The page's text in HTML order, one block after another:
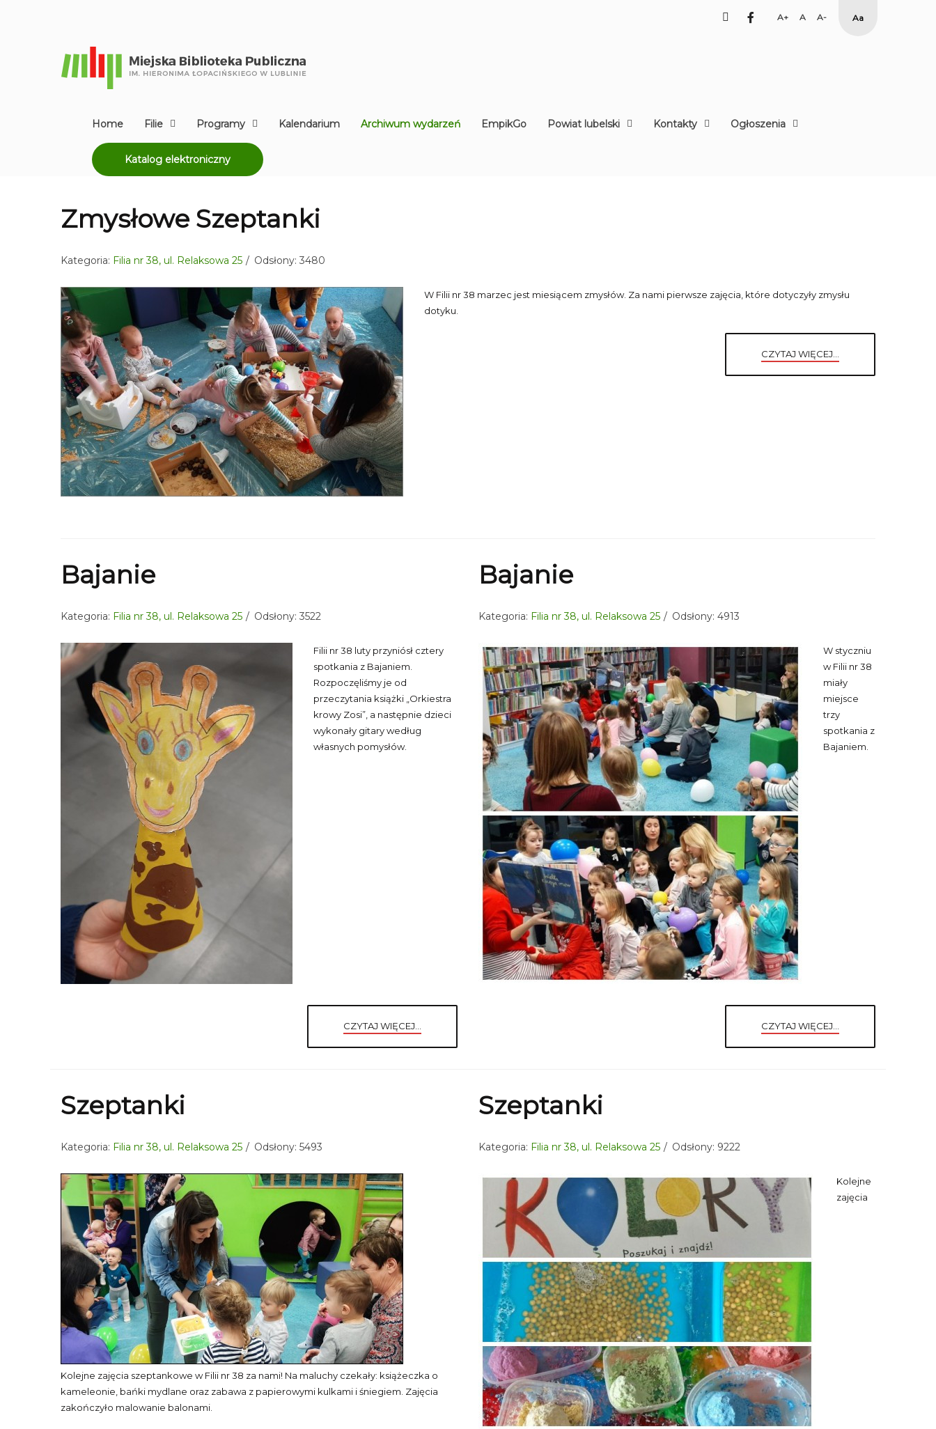
facebook
Set Set
Smaller
High
Home Filie Programy Kalendarium Archiwum wydarzeń EmpikGo Powiat lubelski Kontakty Ogłoszenia
Katalog elektroniczny
Zmysłowe Szeptanki
Kategoria: Filia nr 38, ul. Relaksowa 25 Odsłony: 3480
W Filii nr 38 marzec jest miesiącem zmysłów. Za nami pierwsze zajęcia, które dotyczyły zmysłu
dotyku.
CZYTAJ WIĘCEJ...
Bajanie
Kategoria: Filia nr 38, ul. Relaksowa 25 Odsłony: 3522
Filii nr 38 luty przyniósł cztery
spotkania z Bajaniem.
Rozpoczęliśmy je od
przeczytania książki „Orkiestra
krowy Zosi”, a następnie dzieci
wykonały gitary według
własnych pomysłów.
CZYTAJ WIĘCEJ...
Bajanie
Kategoria: Filia nr 38, ul. Relaksowa 25 Odsłony: 4913
W styczniu
w Filii nr 38
miały
miejsce
trzy
spotkania z
Bajaniem.
CZYTAJ WIĘCEJ...
Szeptanki
Kategoria: Filia nr 38, ul. Relaksowa 25 Odsłony: 5493
Kolejne zajęcia szeptankowe w Filii nr 38 za nami! Na maluchy czekały: książeczka o
kameleonie, bańki mydlane oraz zabawa z papierowymi kulkami i śniegiem. Zajęcia
zakończyło malowanie balonami.
Szeptanki
Kategoria: Filia nr 38, ul. Relaksowa 25 Odsłony: 9222
Kolejne
zajęcia